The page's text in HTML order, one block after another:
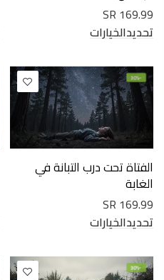
169.99 SR
تحديدالخيارات
-30%
الفتاة تحت درب التبانة في
الغابة
169.99 SR
تحديدالخيارات
-30%